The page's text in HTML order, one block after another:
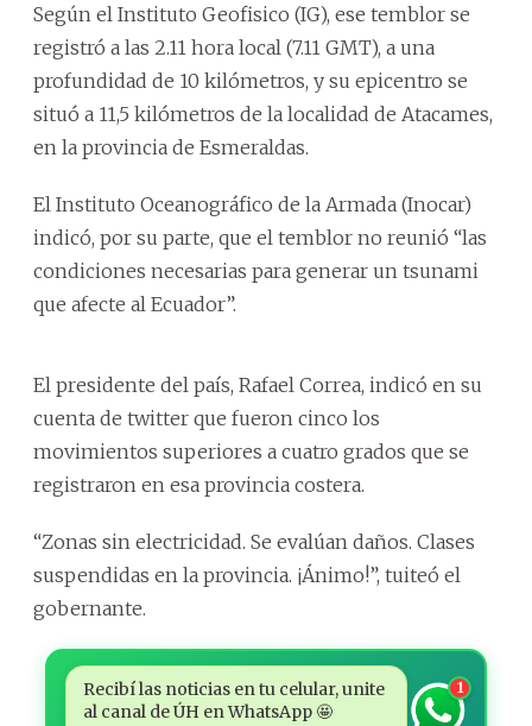
Según el Instituto Geofisico (IG), ese temblor se
registró a las 2.11 hora local (7.11 GMT), a una
profundidad de 10 kilómetros, y su epicentro se
situó a 11,5 kilómetros de la localidad de Atacames,
en la provincia de Esmeraldas.
El Instituto Oceanográfico de la Armada (Inocar)
indicó, por su parte, que el temblor no reunió “las
condiciones necesarias para generar un tsunami
que afecte al Ecuador”.
El presidente del país, Rafael Correa, indicó en su
cuenta de twitter que fueron cinco los
movimientos superiores a cuatro grados que se
registraron en esa provincia costera.
“Zonas sin electricidad. Se evalúan daños. Clases
suspendidas en la provincia. ¡Ánimo!”, tuiteó el
gobernante.
Recibí las noticias en tu celular, unite
al canal de ÚH en WhatsApp 🤩
1